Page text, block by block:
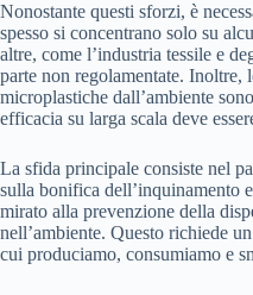
Nonostante questi sforzi, è
spesso si concentrano solo su
altre, come l’industria tessile e
parte non regolamentate.
microplastiche dall’ambiente
efficacia su larga scala deve
La sfida principale consiste nel
sulla bonifica dell’inquinamento
mirato alla prevenzione della
nell’ambiente. Questo richiede
cui produciamo, consumiamo e